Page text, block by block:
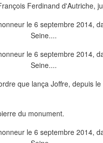
Ferdinand d'Autriche,
que lança Joffre, depuis
du monument.